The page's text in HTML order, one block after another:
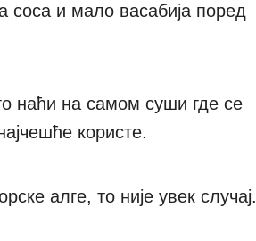
соса и мало васабија поред
наћи на самом суши где се
користе.
алге, то није увек случај.